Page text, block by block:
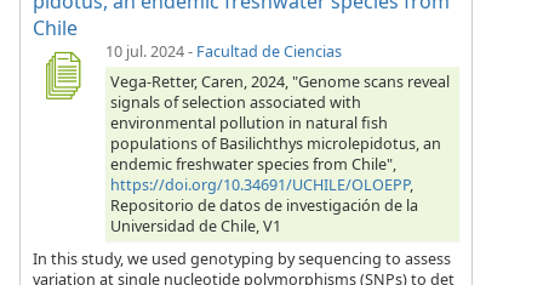
Chile
10 jul. 2024- Facultad de Ciencias
Vega-Retter, Caren, 2024, "Genome scans reveal
signals of selection associated with
environmental pollution in natural fish
populations of Basilichthys microlepidotus, an
endemic freshwater species from Chile",
https://doi.org/10.34691/UCHILE/OLOEPP,
Repositorio de datos de investigación de la
Universidad de Chile, V1
In this study, we used genotyping by sequencing to assess
variation at single nucleotide polymorphisms (SNPs) to det